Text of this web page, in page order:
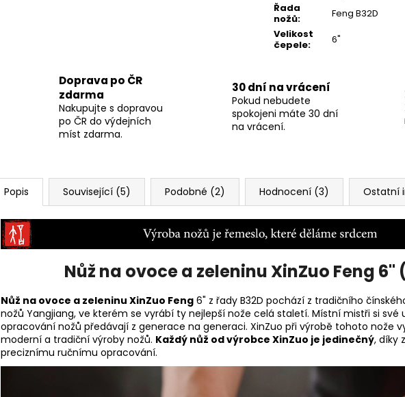
Řada
nožů:
Feng B32D
Velikost
čepele: 6"
Doprava po ČR
zdarma
Nakupujte s dopravou
po ČR do výdejních
míst zdarma.
30 dní na vrácení
Pokud nebudete
spokojeni máte 30 dní
na vrácení.
Popis Související (5) Podobné (2) Hodnocení (3) Ostatní
Nůž na ovoce a zeleninu XinZuo Feng 6"
Nůž na ovoce a zeleninu XinZuo Feng 6" z řady B32D pochází z tradičního
nožů Yangjiang, ve kterém se vyrábí ty nejlepší nože celá staletí. Místní mistři si své
opracování nožů předávají z generace na generaci. XinZuo při výrobě tohoto nože
moderní a tradiční výroby nožů. Každý nůž od výrobce XinZuo je jedinečný, díky
preciznímu ručnímu opracování.